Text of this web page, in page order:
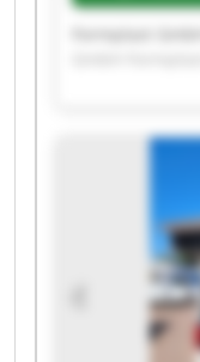
Formplast
Formplast
GmbH
Formplast
GmbH